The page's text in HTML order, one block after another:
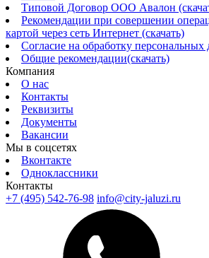
Типовой Договор ООО Авалон
Рекомендации при совершении
картой через сеть Интернет (скачать)
Согласие на обработку персональных
Общие рекомендации(скачать)
Компания
О нас
Контакты
Реквизиты
Документы
Вакансии
Мы в соцсетях
Вконтакте
Одноклассники
Контакты
+7 (495) 542-76-98 info@city-jaluzi.ru